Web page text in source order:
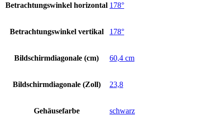
Betrachtungswinkel horizontal 178°
Betrachtungswinkel vertikal 178°
Bildschirmdiagonale (cm) 60,4 cm
Bildschirmdiagonale (Zoll) 23,8
Gehäusefarbe schwarz